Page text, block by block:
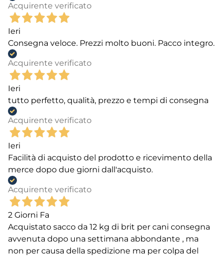
Acquirente verificato
Ieri
Consegna veloce. Prezzi molto buoni. Pacco integro.
Acquirente verificato
Ieri
tutto perfetto, qualità, prezzo e tempi di consegna
Acquirente verificato
Ieri
Facilità di acquisto del prodotto e ricevimento della
merce dopo due giorni dall'acquisto.
Acquirente verificato
2 Giorni Fa
Acquistato sacco da 12 kg di brit per cani consegna
avvenuta dopo una settimana abbondante , ma
non per causa della spedizione ma per colpa del